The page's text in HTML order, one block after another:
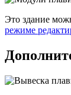
Это здание
режиме